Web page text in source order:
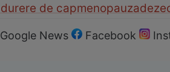
durere de capmenopauza
Google News Facebook